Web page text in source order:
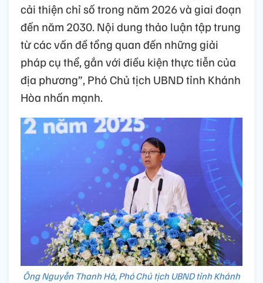
cải thiện chỉ số trong năm 2026 và giai đoạn
đến năm 2030. Nội dung thảo luận tập trung
từ các vấn đề tổng quan đến những giải
pháp cụ thể, gắn với điều kiện thực tiễn của
địa phương”, Phó Chủ tịch UBND tỉnh Khánh
Hòa nhấn mạnh.
Ông Nguyễn Thanh Hà, Phó Chủ tịch UBND tỉnh Khánh